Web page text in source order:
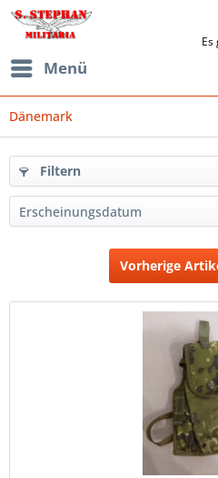
Menü
Dänemark
Filtern
Vorherige